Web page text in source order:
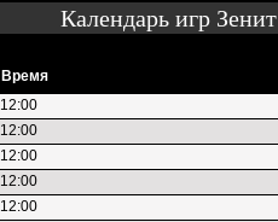
Календарь игр Зенит
Время
12:00
12:00
12:00
12:00
12:00